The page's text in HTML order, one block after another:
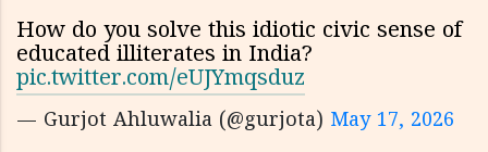
How do you solve this idiotic civic sense of
educated illiterates in India?
pic.twitter.com/eUJYmqsduz
— Gurjot Ahluwalia (@gurjota) May 17, 2026